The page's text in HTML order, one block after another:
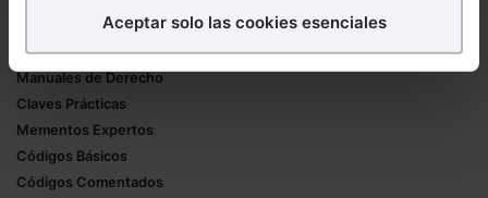
experiencia en la web sea óptima
Puedes
También puedes
seleccionar solo aquellas que quieras permitir en tu
Aceptar solo las cookies esenciales
Formularios Jurídicos
Manuales de Derecho
Claves Prácticas
Mementos Expertos
Códigos Básicos
Códigos Comentados